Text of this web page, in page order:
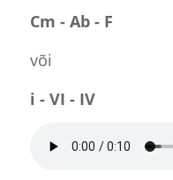
Cm - Ab - F
või
i - VI - IV